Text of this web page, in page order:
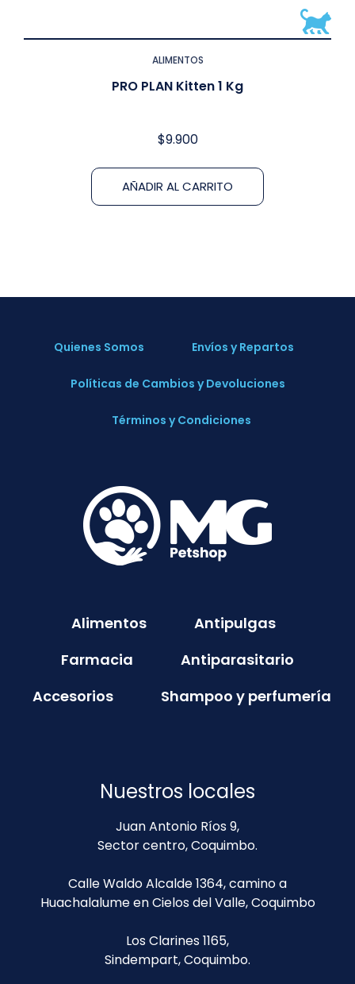
ALIMENTOS
PRO PLAN Kitten 1 Kg
$9.900
AÑADIR AL CARRITO
Quienes Somos Envíos y Repartos
Políticas de Cambios y Devoluciones
Términos y Condiciones
Alimentos
Antipulgas
Farmacia
Antiparasitario
Accesorios
Shampoo y perfumería
Nuestros locales
Juan Antonio Ríos 9,
Sector centro, Coquimbo.
Calle Waldo Alcalde 1364, camino a
Huachalalume en Cielos del Valle, Coquimbo
Los Clarines 1165,
Sindempart, Coquimbo.